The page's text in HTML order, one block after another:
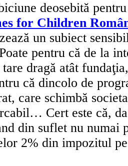
deosebită
for Children
un subiect
pentru că de la
dragă atât
că dincolo de
care schimbă
Cert este că,
din suflet nu numai
2% din impozitul